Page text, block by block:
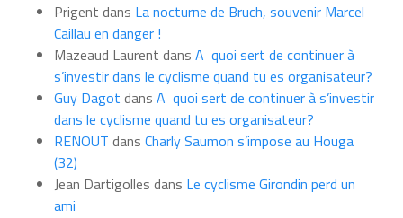
moisPrigent dans La nocturne de Bruch, souvenir Marcel
Caillau en danger !
Mazeaud Laurent dans A quoi sert de continuer à
s’investir dans le cyclisme quand tu es organisateur?
Guy Dagot dans A quoi sert de continuer à s’investir
dans le cyclisme quand tu es organisateur?
RENOUT dans Charly Saumon s’impose au Houga
(32)
Jean Dartigolles dans Le cyclisme Girondin perd un
ami